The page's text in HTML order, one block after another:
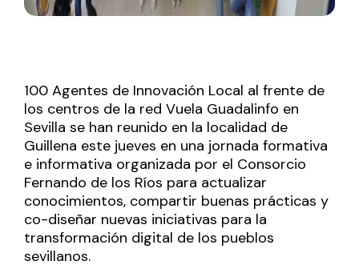
100 Agentes de Innovación Local al frente de
los centros de la red Vuela Guadalinfo en
Sevilla se han reunido en la localidad de
Guillena este jueves en una jornada formativa
e informativa organizada por el Consorcio
Fernando de los Ríos para actualizar
conocimientos, compartir buenas prácticas y
co-diseñar nuevas iniciativas para la
transformación digital de los pueblos
sevillanos.